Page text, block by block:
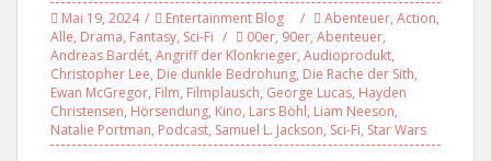
Mai 19, 2024 Entertainment Blog Abenteuer, Action,
Alle, Drama, Fantasy, Sci-Fi 00er, 90er, Abenteuer,
Andreas Bardét, Angriff der Klonkrieger, Audioprodukt,
Christopher Lee, Die dunkle Bedrohung, Die Rache der Sith,
Ewan McGregor, Film, Filmplausch, George Lucas, Hayden
Christensen, Hörsendung, Kino, Lars Böhl, Liam Neeson,
Natalie Portman, Podcast, Samuel L. Jackson, Sci-Fi, Star Wars